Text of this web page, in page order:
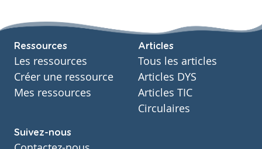
Ressources
Les ressources
Créer une ressource
Mes ressources
Articles
Tous les articles
Articles DYS
Articles TIC
Circulaires
Suivez-nous